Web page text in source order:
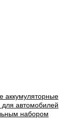
аккумуляторные
автомобилей
набором